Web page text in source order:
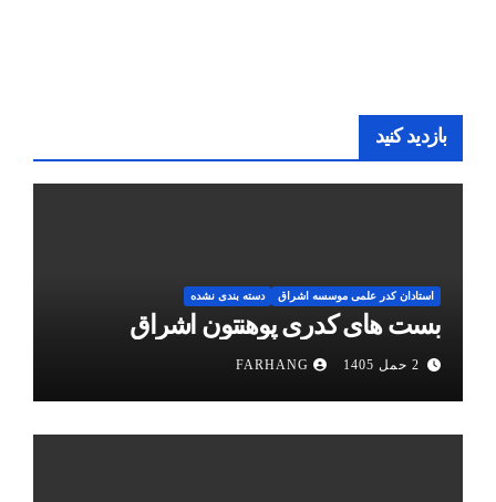
بازدید کنید
استادان کدر علمی موسسه اشراق دسته بندی نشده
بست های کدری پوهنتون اشراق
2 حمل 1405 FARHANG